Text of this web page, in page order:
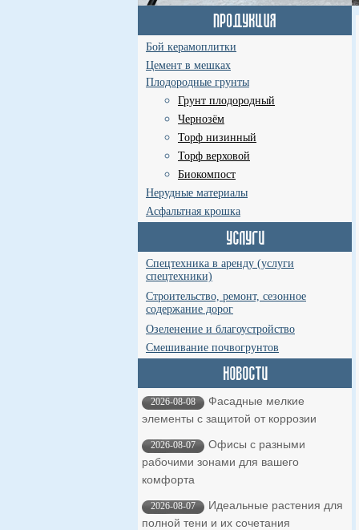
Бой керамоплитки
Цемент в мешках
Плодородные грунты
Грунт плодородный
Чернозём
Торф низинный
Торф верховой
Биокомпост
Нерудные материалы
Асфальтная крошка
Спецтехника в аренду (услуги
спецтехники)
Строительство, ремонт, сезонное
содержание дорог
Озеленение и благоустройство
Смешивание почвогрунтов
2026-08-08
Фасадные мелкие
элементы с защитой от коррозии
2026-08-07
Офисы с разными
рабочими зонами для вашего
комфорта
2026-08-07
Идеальные растения для
полной тени и их сочетания